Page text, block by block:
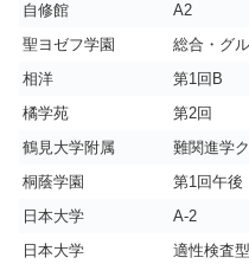
自修館
A2
聖ヨゼフ学園
総合・グ
相洋
第1回B
橘学苑
第2回
鶴見大学附属
難関進学
桐蔭学園
第1回午後
日本大学
A-2
日本大学
適性検査型